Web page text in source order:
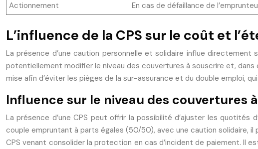
Actionnement
En cas de défaillance de
L’influence de la CPS sur le coût et
La présence d’une caution personnelle et solidaire influe directement
potentiellement modifier le niveau des couvertures à souscrire et,
mise afin d’éviter les pièges de la sur-assurance et du double emploi,
Influence sur le niveau des couvertures
La présence d’une CPS peut offrir la possibilité d’ajuster les quotités
couple empruntant à parts égales (50/50), avec une caution solidaire, il
CPS venant consolider la protection en cas d’incident de paiement. Il